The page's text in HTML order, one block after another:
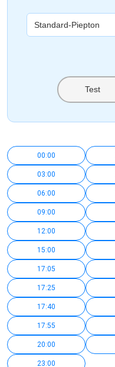
Test
00:00
03:00
06:00
09:00
12:00
15:00
17:05
17:25
17:40
17:55
20:00
23:00